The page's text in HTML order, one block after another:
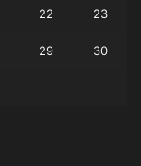
22 23
29 30